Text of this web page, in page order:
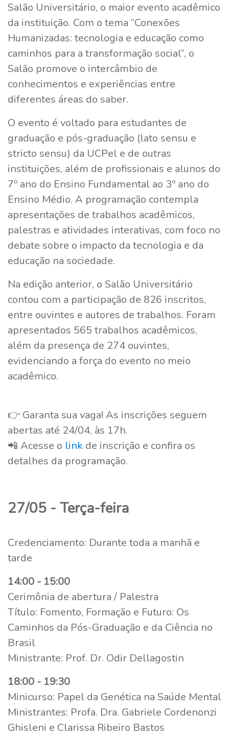
Salão Universitário, o maior evento acadêmico
da instituição. Com o tema “Conexões
Humanizadas: tecnologia e educação como
caminhos para a transformação social”, o
Salão promove o intercâmbio de
conhecimentos e experiências entre
diferentes áreas do saber.
O evento é voltado para estudantes de
graduação e pós-graduação (lato sensu e
stricto sensu) da UCPel e de outras
instituições, além de profissionais e alunos do
7º ano do Ensino Fundamental ao 3º ano do
Ensino Médio. A programação contempla
apresentações de trabalhos acadêmicos,
palestras e atividades interativas, com foco no
debate sobre o impacto da tecnologia e da
educação na sociedade.
Na edição anterior, o Salão Universitário
contou com a participação de 826 inscritos,
entre ouvintes e autores de trabalhos. Foram
apresentados 565 trabalhos acadêmicos,
além da presença de 274 ouvintes,
evidenciando a força do evento no meio
acadêmico.
👉 Garanta sua vaga! As inscrições seguem
abertas até 24/04, às 17h.
📲 Acesse o link de inscrição e confira os
detalhes da programação.
27/05 - Terça-feira
Credenciamento: Durante toda a manhã e
tarde
14:00 - 15:00
Cerimônia de abertura / Palestra
Título: Fomento, Formação e Futuro: Os
Caminhos da Pós-Graduação e da Ciência no
Brasil
Ministrante: Prof. Dr. Odir Dellagostin
18:00 - 19:30
Minicurso: Papel da Genética na Saúde Mental
Ministrantes: Profa. Dra. Gabriele Cordenonzi
Ghisleni e Clarissa Ribeiro Bastos